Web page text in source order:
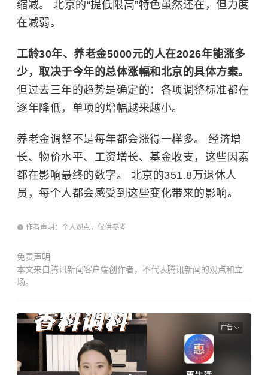
缩减。 北京的“提低限高”特色虽然还在，但力度
在减弱。
工龄30年、养老金5000元的人在2026年能涨多
少，取决于今年的总体涨幅和北京的具体方案。
但过去三年的趋势是确定的：各项调整标准都在
逐年降低，单项的增幅越来越小。
养老金调整不是每年都会涨得一样多。 经济增
长、物价水平、工资增长、基金收支，这些因素
都在影响最终的数字。 北京的351.8万退休人
员，每个人都会感受到这些变化带来的影响。
作者声明：个人观点，仅供参考
免责声明
本文来自腾讯新闻客户端创作者，不代表腾讯新闻的观点和立
场。
广告